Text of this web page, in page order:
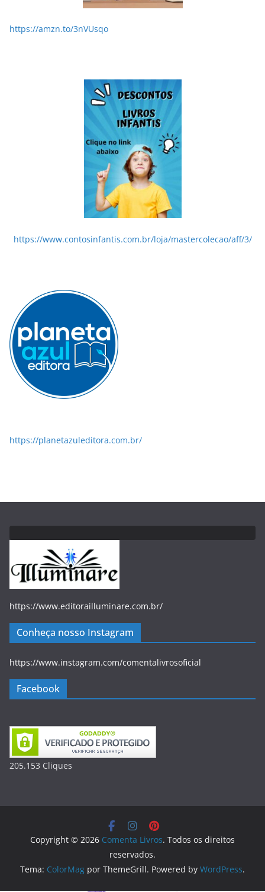
https://amzn.to/3nVUsqo
https://www.contosinfantis.com.br/loja/mastercolecao/aff/3/
https://planetazuleditora.com.br/
https://www.editorailluminare.com.br/
Conheça nosso Instagram
https://www.instagram.com/comentalivrosoficial
Facebook
205.153 Cliques
Copyright © 2026 Comenta Livros. Todos os direitos
reservados.
Tema: ColorMag por ThemeGrill. Powered by WordPress.